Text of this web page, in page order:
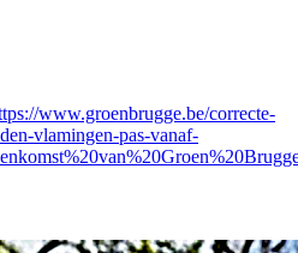
www.groenbrugge.be/correcte-
vlamingen-pas-vanaf-